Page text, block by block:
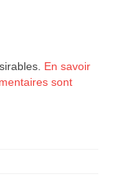
En savoir
sont